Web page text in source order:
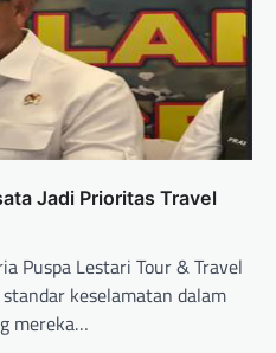
Jadi Prioritas Travel
Puspa Lestari Tour & Travel
keselamatan dalam
mereka…